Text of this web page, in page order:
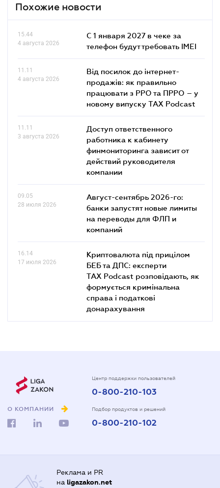
Похожие новости
15.44
4 августа 2026
С 1 января 2027 в чеке за
телефон будут требовать IMEI
11.11
4 августа 2026
Від посилок до інтернет-
продажів: як правильно
працювати з РРО та ПРРО – у
новому випуску TAX Podcast
11.11
3 августа 2026
Доступ ответственного
работника к кабинету
финмониторинга зависит от
действий руководителя
компании
09.05
28 июля 2026
Август-сентябрь 2026-го:
банки запустят новые лимиты
на переводы для ФЛП и
компаний
16.14
17 июля 2026
Криптовалюта під прицілом
БЕБ та ДПС: експерти
TAX Podcast розповідають, як
формується кримінальна
справа і податкові
донарахування
О КОМПАНИИ
Центр поддержки пользователей
0-800-210-103
Подбор продуктов и решений
0-800-210-102
Реклама и PR
на ligazakon.net